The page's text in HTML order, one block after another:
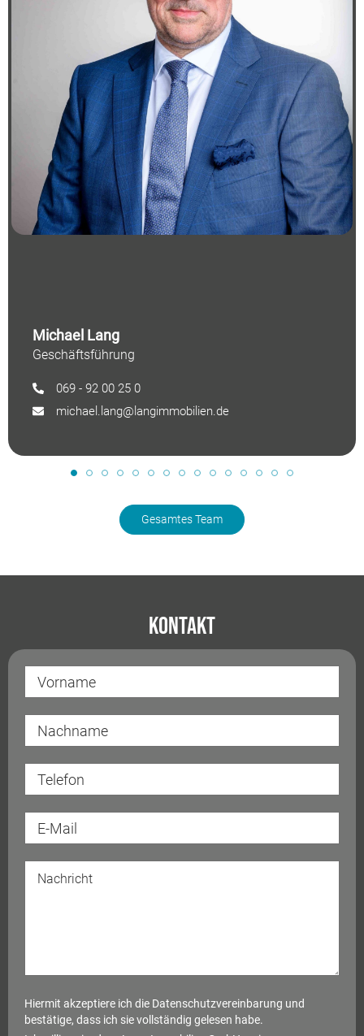
Michael Lang
Geschäftsführung
069 - 92 00 25 0
michael.lang@langimmobilien.de
Gesamtes Team
Kontakt
Hiermit akzeptiere ich die Datenschutzvereinbarung und
bestätige, dass ich sie vollständig gelesen habe.